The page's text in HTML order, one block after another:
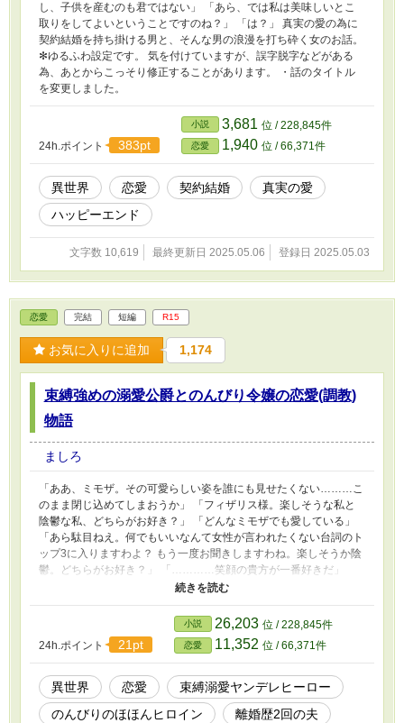
し、子供を産むのも君ではない」 「あら、では私は美味しいとこ
取りをしてよいということですのね？」 「は？」 真実の愛の為に
契約結婚を持ち掛ける男と、そんな男の浪漫を打ち砕く女のお話。
✻ゆるふわ設定です。 気を付けていますが、誤字脱字などがある
為、あとからこっそり修正することがあります。 ・話のタイトル
を変更しました。
24h.ポイント 383pt
小説 3,681 位 / 228,845件
恋愛 1,940 位 / 66,371件
異世界 恋愛 契約結婚
真実の愛
ハッピーエンド
文字数 10,619 最終更新日 2025.05.06 登録日 2025.05.03
恋愛 完結 短編 R15
お気に入りに追加 1,174
束縛強めの溺愛公爵とのんびり令嬢の恋愛(調教)
物語
ましろ
「ああ、ミモザ。その可愛らしい姿を誰にも見せたくない………こ
のまま閉じ込めてしまおうか」 「フィザリス様。楽しそうな私と
陰鬱な私、どちらがお好き？」 「どんなミモザでも愛している」
「あら駄目ねえ。何でもいいなんて女性が言われたくない台詞のト
ップ3に入りますわよ？ もう一度お聞きしますわね。楽しそうか陰
鬱。どちらがお好き？」 「…………笑顔の貴方が一番好きだ」
「ふふっ。では、私が笑顔になれるように美味しいケーキを食べに
う、違いますわ。貴方と二人でお出掛けをしたいと言ってますの。
街を歩きながらたくさんお話をして、目に映る景色を楽しみながら
のデートがしたいのです！」 「……でえと」 「私とのデートはお
嫌ですか？」 「行こう。今すぐにでも行こう！」 愛が重過ぎて二
度の離婚をした束縛強め公爵と、のんびりのほほんと前向き思考の
令嬢の物語。 ✻基本ゆるふわ設定です。 気を付けていますが、誤
字脱字などがある為、あとからこっそり修正することがあります。
24h.ポイント 21pt
小説 26,203 位 / 228,845件
恋愛 11,352 位 / 66,371件
異世界 恋愛
束縛溺愛ヤンデレヒーロー
のんびりのほほんヒロイン
離婚歴2回の夫